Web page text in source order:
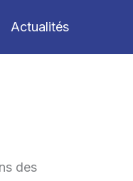
Actualités
des